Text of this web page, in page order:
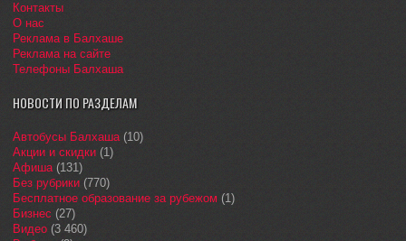
Контакты
О нас
Реклама в Балхаше
Реклама на сайте
Телефоны Балхаша
НОВОСТИ ПО РАЗДЕЛАМ
Автобусы Балхаша(10)
Акции и скидки (1)
Афиша(131)
Без рубрики (770)
Бесплатное образование за рубежом (1)
Бизнес (27)
Видео (3 460)